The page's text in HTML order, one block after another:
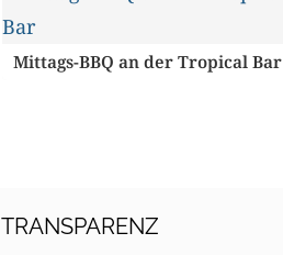
Mittags-BBQ an der Tropical Bar
TRANSPARENZ